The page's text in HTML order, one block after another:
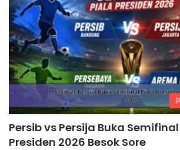
Persib vs Persija Buka
Presiden 2026 Besok Sore